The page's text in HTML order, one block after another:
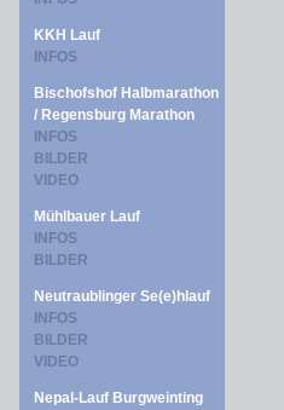
KKH Lauf
INFOS
Bischofshof Halbmarathon
/ Regensburg Marathon
INFOS
BILDER
VIDEO
Mühlbauer Lauf
INFOS
BILDER
Neutraublinger Se(e)hlauf
INFOS
BILDER
VIDEO
Nepal-Lauf Burgweinting